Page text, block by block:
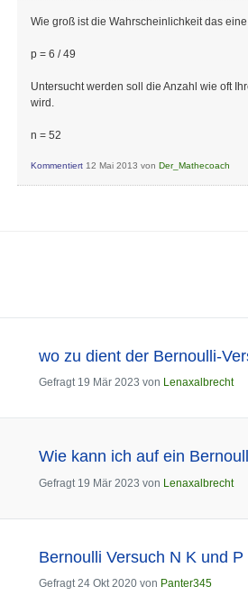
Wie groß ist die Wahrscheinlichkeit das
p = 6 / 49
Untersucht werden soll die Anzahl wie oft
wird.
n = 52
Kommentiert 12 Mai 2013 von Der_Mathecoach
wo zu dient der Bernoulli-
Gefragt 19 Mär 2023 von Lenaxalbrecht
Wie kann ich auf ein
Gefragt 19 Mär 2023 von Lenaxalbrecht
Bernoulli Versuch N K und P
Gefragt 24 Okt 2020 von Panter345